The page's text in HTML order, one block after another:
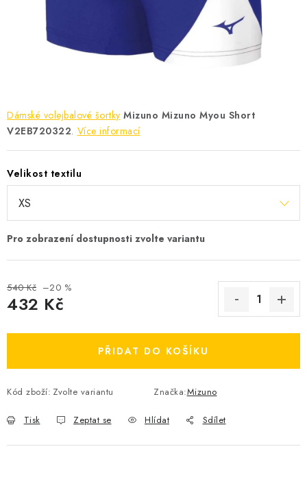
BOTY DĚTSKÉ
VÝŽIVA
MEGA SLEVY
NOVINKY INOV-8
Ceník dopravy
Moje objednávka
Jak vyměnit nebo vrátit zboží
Jak reklamovat
Dámské volejbalové šortky Mizuno Mizuno Myou Short
V2EB720322. Více informací
Velikost textilu
540 Kč –20 %
432 Kč
PŘIDAT DO KOŠÍKU
Kód zboží: Zvolte variantu Značka:Mizuno
Tisk Zeptat se Hlídat Sdílet